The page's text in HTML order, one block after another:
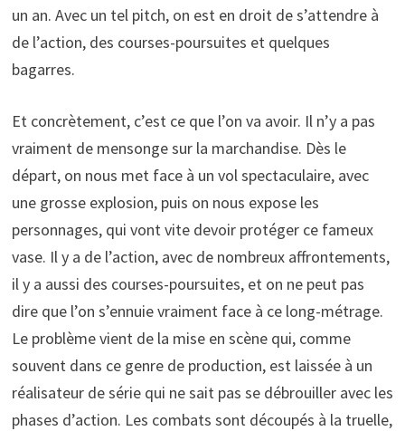
un an. Avec un tel pitch, on est en droit de s’attendre à
de l’action, des courses-poursuites et quelques
bagarres.
Et concrètement, c’est ce que l’on va avoir. Il n’y a pas
vraiment de mensonge sur la marchandise. Dès le
départ, on nous met face à un vol spectaculaire, avec
une grosse explosion, puis on nous expose les
personnages, qui vont vite devoir protéger ce fameux
vase. Il y a de l’action, avec de nombreux affrontements,
il y a aussi des courses-poursuites, et on ne peut pas
dire que l’on s’ennuie vraiment face à ce long-métrage.
Le problème vient de la mise en scène qui, comme
souvent dans ce genre de production, est laissée à un
réalisateur de série qui ne sait pas se débrouiller avec les
phases d’action. Les combats sont découpés à la truelle,